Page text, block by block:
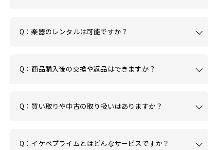
Q：楽器のレンタルは可能ですか？
Q：商品購入後の交換や返品はできますか？
Q：買い取りや中古の取り扱いはありますか？
Q：イケベプライムとはどんなサービスですか？